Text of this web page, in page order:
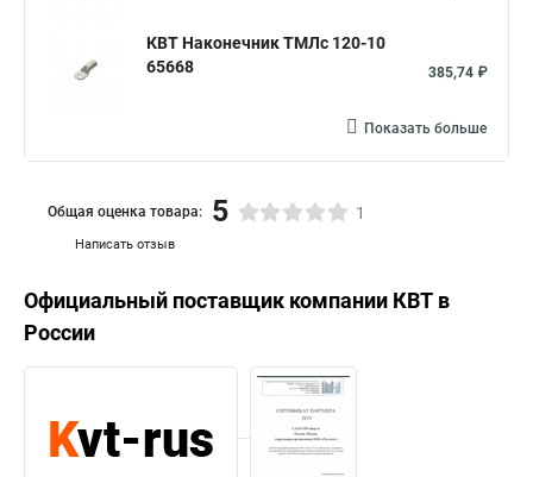
КВТ Наконечник ТМЛс 120-10
65668
385,74 ₽
Показать больше
Написать отзыв
Общая оценка товара: 5 1
Официальный поставщик компании КВТ в
России